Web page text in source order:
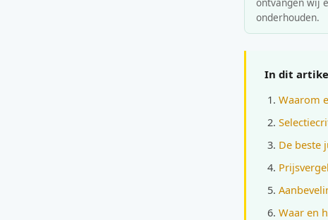
onderhouden.
In dit
Waarom
De beste
Waar en